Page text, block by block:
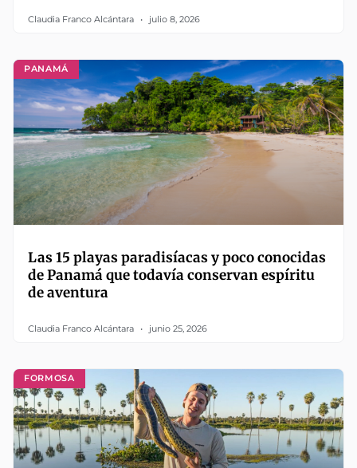
Claudia Franco Alcántara julio 8, 2026
PANAMÁ
Las 15 playas paradisíacas y poco conocidas
de Panamá que todavía conservan espíritu
de aventura
Claudia Franco Alcántara junio 25, 2026
FORMOSA